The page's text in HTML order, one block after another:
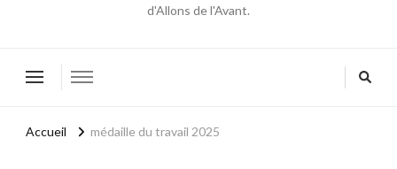
d'Allons de l'Avant.
Accueil médaille du travail 2025